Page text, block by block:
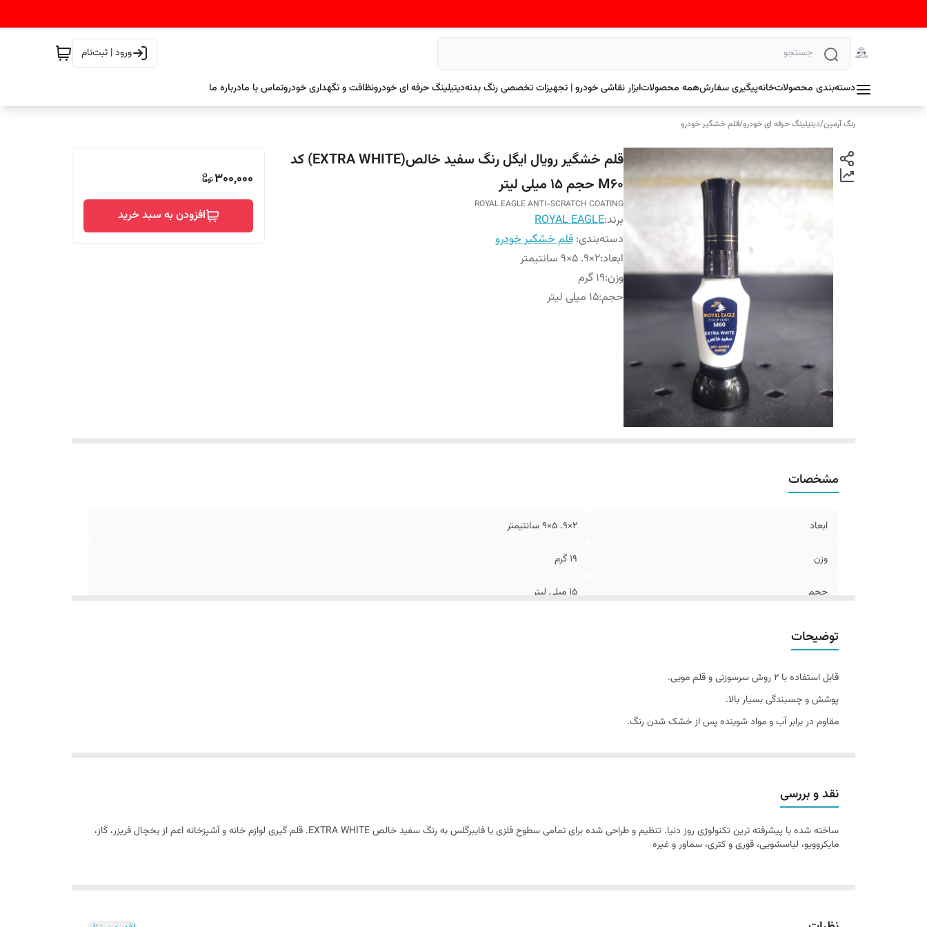
ورود | ثبت‌نام
دسته‌بندی محصولاتخانهپیگیری سفارشهمه محصولاتابزار نقاشی خودرو | تجهیزات تخصصی رنگ بدنهدیتیلینگ حرفه ای خودرونظافت و نگهداری خودروتماس با مادرباره ما
رنگ آرمین/دیتیلینگ حرفه ای خودرو/قلم خشگیر خودرو
قلم خشگیر رویال ایگل رنگ سفید خالص(EXTRA WHITE) کد
M60 حجم ۱۵ میلی لیتر
ROYAL EAGLE ANTI-SCRATCH COATING
برند:ROYAL EAGLE
دسته‌بندی: قلم خشگیر خودرو
ابعاد:2×9. 5×9 سانتیمتر
وزن:۱۹ گرم
حجم:۱۵ میلی لیتر
300,000
افزودن به سبد خرید
مشخصات
ابعاد 2×9. 5×9 سانتیمتر
وزن ۱۹ گرم
حجم ۱۵ میلی لیتر
توضیحات
قابل استفاده با ۲ روش سرسوزنی و قلم مویی.
پوشش و چسبندگی بسیار بالا.
مقاوم در برابر آب و مواد شوینده پس از خشک شدن رنگ.
موارد استفاده: خشگیر، سنگ خوردگی، ساییدگی
انطباق مناسب با رنگ اصلی بدنه ی خودرو
تهیه شده از رنگ بر پایه ی رزین مرغوب اکریلیک(هوا خشک)
مقاوم در برابر سرما تا ۱۵- درجه و گرما تا ۵۰+ درجه، عوامل جوی و اشعه ی ماورای بنفش
فاقد هر گونه مواد سمی اعم از کادمیم، سرب، کلروفلئوروکربن، کرومات
نقد و بررسی
ساخته شده با پیشرفته ترین تکنولوژی روز دنیا. تنظیم و طراحی شده برای تمامی سطوح فلزی یا فایبرگلس به رنگ سفید خالص EXTRA WHITE. قلم گیری لوازم خانه و آشپزخانه اعم از یخچال فریزر، گاز،
مایکروویو، لباسشویی، قوری و کتری، سماور و غیره